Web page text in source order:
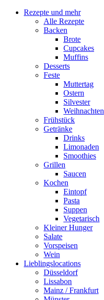
Rezepte und mehr
Alle Rezepte
Backen
Brote
Cupcakes
Muffins
Desserts
Feste
Muttertag
Ostern
Silvester
Weihnachten
Frühstück
Getränke
Drinks
Limonaden
Smoothies
Grillen
Saucen
Kochen
Eintopf
Pasta
Suppen
Vegetarisch
Kleiner Hunger
Salate
Vorspeisen
Wein
Lieblingslocations
Düsseldorf
Lissabon
Mainz / Frankfurt